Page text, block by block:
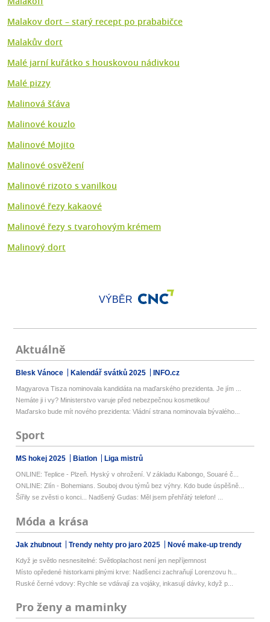
Malakov dort –⁠ starý recept po prababičce
Malakův dort
Malé jarní kuřátko s houskovou nádivkou
Malé pizzy
Malinová šťáva
Malinové kouzlo
Malinové Mojito
Malinové osvěžení
Malinové rizoto s vanilkou
Malinové řezy kakaové
Malinové řezy s tvarohovým krémem
Malinový dort
VÝBĚR
Aktuálně
Blesk Vánoce Kalendář svátků 2025 INFO.cz
Magyarova Tisza nominovala kandidáta na maďarského prezidenta. Je jím ...
Nemáte ji i vy? Ministerstvo varuje před nebezpečnou kosmetikou!
Maďarsko bude mít nového prezidenta: Vládní strana nominovala bývalého...
Sport
MS hokej 2025 Biatlon Liga mistrů
ONLINE: Teplice - Plzeň. Hyský v ohrožení. V základu Kabongo, Souaré č...
ONLINE: Zlín - Bohemians. Souboj dvou týmů bez výhry. Kdo bude úspěšně...
Šířily se zvěsti o konci... Nadšený Gudas: Měl jsem přehřátý telefon! ...
Móda a krása
Jak zhubnout Trendy nehty pro jaro 2025 Nové make-up trendy
Když je světlo nesnesitelné: Světloplachost není jen nepříjemnost
Místo opředené historkami plnými krve: Nadšenci zachraňují Lorenzovu h...
Ruské černé vdovy: Rychle se vdávají za vojáky, inkasují dávky, když p...
Pro ženy a maminky